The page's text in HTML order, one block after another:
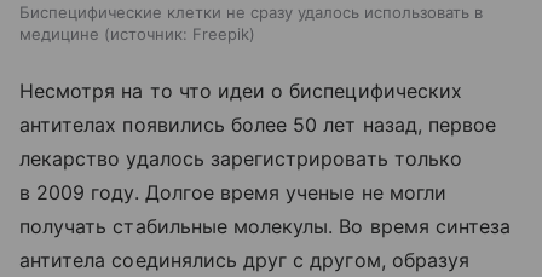
Биспецифические клетки не сразу удалось использовать в
медицине
источник: Freepik
Несмотря на то что идеи о биспецифических
антителах появились более 50 лет назад, первое
лекарство удалось зарегистрировать только
в 2009 году. Долгое время ученые не могли
получать стабильные молекулы. Во время синтеза
антитела соединялись друг с другом, образуя